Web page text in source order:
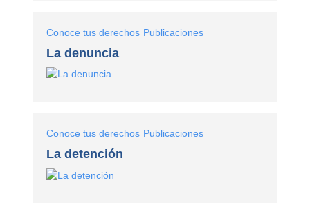
Conoce tus derechos Publicaciones
La denuncia
Conoce tus derechos Publicaciones
La detención